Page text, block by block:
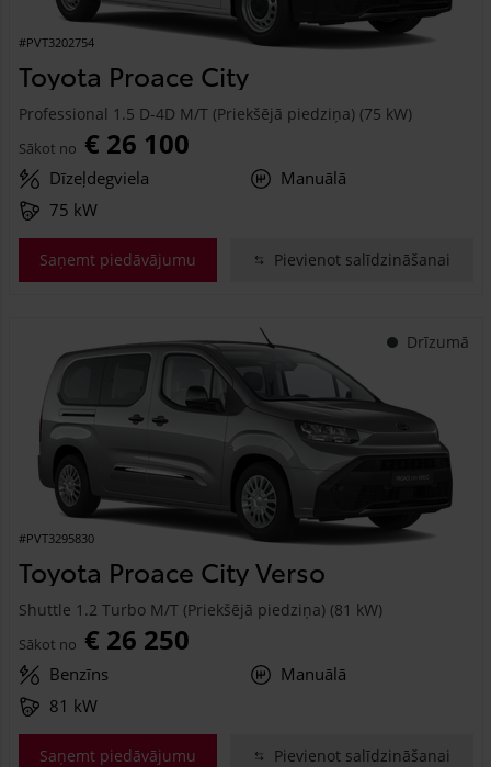
#PVT3202754
Toyota Proace City
Professional 1.5 D-4D M/T (Priekšējā piedziņa) (75 kW)
Sākot no € 26 100
Dīzeļdegviela
Manuālā
75 kW
Saņemt piedāvājumu Pievienot salīdzināšanai
Drīzumā
#PVT3295830
Toyota Proace City Verso
Shuttle 1.2 Turbo M/T (Priekšējā piedziņa) (81 kW)
Sākot no € 26 250
Benzīns
Manuālā
81 kW
Saņemt piedāvājumu Pievienot salīdzināšanai